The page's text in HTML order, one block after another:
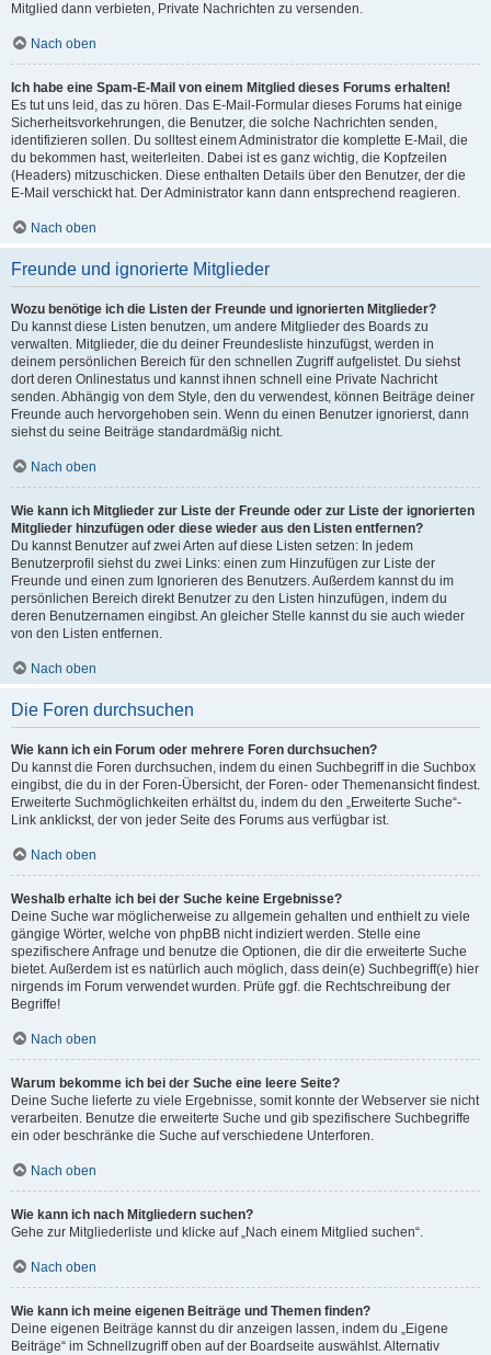
Mitglied dann verbieten, Private Nachrichten zu versenden.
Nach oben
Ich habe eine Spam-E-Mail von einem Mitglied dieses Forums erhalten!
Es tut uns leid, das zu hören. Das E-Mail-Formular dieses Forums hat einige
Sicherheitsvorkehrungen, die Benutzer, die solche Nachrichten senden,
identifizieren sollen. Du solltest einem Administrator die komplette E-Mail, die
du bekommen hast, weiterleiten. Dabei ist es ganz wichtig, die Kopfzeilen
(Headers) mitzuschicken. Diese enthalten Details über den Benutzer, der die
E-Mail verschickt hat. Der Administrator kann dann entsprechend reagieren.
Nach oben
Freunde und ignorierte Mitglieder
Wozu benötige ich die Listen der Freunde und ignorierten Mitglieder?
Du kannst diese Listen benutzen, um andere Mitglieder des Boards zu
verwalten. Mitglieder, die du deiner Freundesliste hinzufügst, werden in
deinem persönlichen Bereich für den schnellen Zugriff aufgelistet. Du siehst
dort deren Onlinestatus und kannst ihnen schnell eine Private Nachricht
senden. Abhängig von dem Style, den du verwendest, können Beiträge deiner
Freunde auch hervorgehoben sein. Wenn du einen Benutzer ignorierst, dann
siehst du seine Beiträge standardmäßig nicht.
Nach oben
Wie kann ich Mitglieder zur Liste der Freunde oder zur Liste der ignorierten
Mitglieder hinzufügen oder diese wieder aus den Listen entfernen?
Du kannst Benutzer auf zwei Arten auf diese Listen setzen: In jedem
Benutzerprofil siehst du zwei Links: einen zum Hinzufügen zur Liste der
Freunde und einen zum Ignorieren des Benutzers. Außerdem kannst du im
persönlichen Bereich direkt Benutzer zu den Listen hinzufügen, indem du
deren Benutzernamen eingibst. An gleicher Stelle kannst du sie auch wieder
von den Listen entfernen.
Nach oben
Die Foren durchsuchen
Wie kann ich ein Forum oder mehrere Foren durchsuchen?
Du kannst die Foren durchsuchen, indem du einen Suchbegriff in die Suchbox
eingibst, die du in der Foren-Übersicht, der Foren- oder Themenansicht findest.
Erweiterte Suchmöglichkeiten erhältst du, indem du den „Erweiterte Suche“-
Link anklickst, der von jeder Seite des Forums aus verfügbar ist.
Nach oben
Weshalb erhalte ich bei der Suche keine Ergebnisse?
Deine Suche war möglicherweise zu allgemein gehalten und enthielt zu viele
gängige Wörter, welche von phpBB nicht indiziert werden. Stelle eine
spezifischere Anfrage und benutze die Optionen, die dir die erweiterte Suche
bietet. Außerdem ist es natürlich auch möglich, dass dein(e) Suchbegriff(e) hier
nirgends im Forum verwendet wurden. Prüfe ggf. die Rechtschreibung der
Begriffe!
Nach oben
Warum bekomme ich bei der Suche eine leere Seite?
Deine Suche lieferte zu viele Ergebnisse, somit konnte der Webserver sie nicht
verarbeiten. Benutze die erweiterte Suche und gib spezifischere Suchbegriffe
ein oder beschränke die Suche auf verschiedene Unterforen.
Nach oben
Wie kann ich nach Mitgliedern suchen?
Gehe zur Mitgliederliste und klicke auf „Nach einem Mitglied suchen“.
Nach oben
Wie kann ich meine eigenen Beiträge und Themen finden?
Deine eigenen Beiträge kannst du dir anzeigen lassen, indem du „Eigene
Beiträge“ im Schnellzugriff oben auf der Boardseite auswählst. Alternativ